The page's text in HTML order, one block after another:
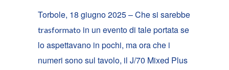
Torbole, 18 giugno 2025 – Che si sarebbe
trasformato in un evento di tale portata se
lo aspettavano in pochi, ma ora che i
numeri sono sul tavolo, il J/70 Mixed Plus